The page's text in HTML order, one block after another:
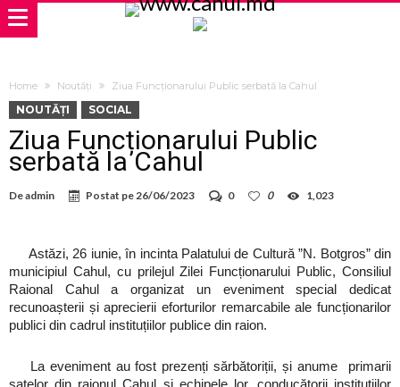
Home Noutăți Ziua Funcționarului Public serbată la Cahul
NOUTĂȚI SOCIAL
Ziua Funcționarului Public
serbată la Cahul
Deadmin Postat pe26/06/2023 0 0 1,023
Astăzi, 26 iunie, în incinta Palatului de Cultură ”N. Botgros” din
municipiul Cahul, cu prilejul Zilei Funcționarului Public, Consiliul
Raional Cahul a organizat un eveniment special dedicat
recunoașterii și aprecierii eforturilor remarcabile ale funcționarilor
publici din cadrul instituțiilor publice din raion.
La eveniment au fost prezenți sărbătoriții, și anume primarii
satelor din raionul Cahul și echipele lor, conducătorii instituțiilor